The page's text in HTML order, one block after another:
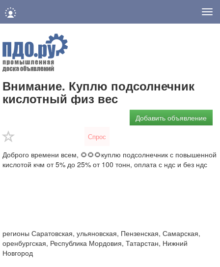
Внимание. Куплю подсолнечник
кислотный физ вес
Добавить объявление
Спрос
Доброго времени всем, 🌻🌻🌻куплю подсолнечник с повышенной
кислотой кчм от 5% до 25% от 100 тонн, оплата с ндс и без ндс
регионы Саратовская, ульяновская, Пензенская, Самарская,
оренбургская, Республика Мордовия, Татарстан, Нижний
Новгород